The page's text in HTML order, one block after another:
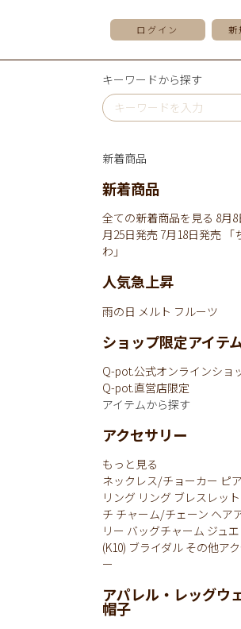
ログイン 新
キーワードから探す
新着商品
新着商品
全ての新着商品を見る 8月
月25日発売7月18日発売
わ」
人気急上昇
雨の日 メルト フルーツ
ショップ限定アイテ
Q-pot.公式オンラインショ
Q-pot.直営店限定
アイテムから探す
アクセサリー
もっと見る
ネックレス/チョーカー ピ
リング リング ブレスレット
チ チャーム/チェーン ヘア
リー バッグチャーム ジュ
(K10) ブライダル その他ア
ー
アパレル・レッグウ
帽子